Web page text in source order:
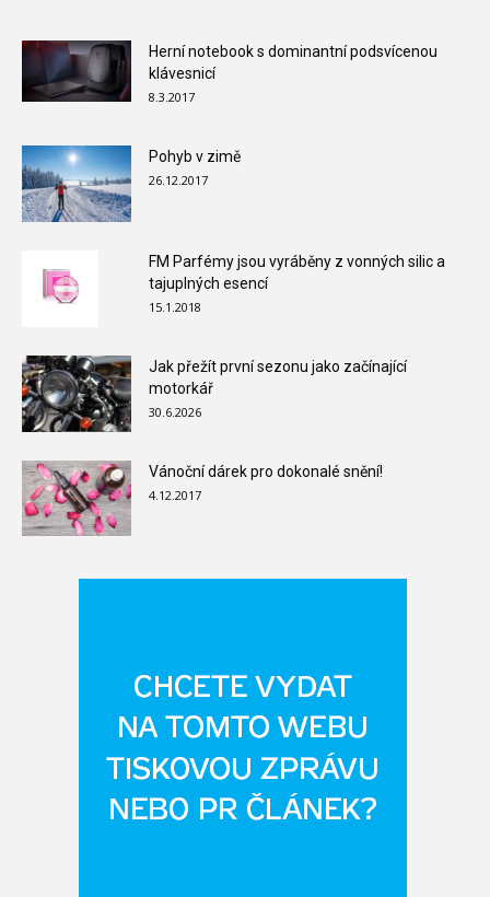
Herní notebook s dominantní podsvícenou
klávesnicí
8.3.2017
Pohyb v zimě
26.12.2017
FM Parfémy jsou vyráběny z vonných silic a
tajuplných esencí
15.1.2018
Jak přežít první sezonu jako začínající
motorkář
30.6.2026
Vánoční dárek pro dokonalé snění!
4.12.2017